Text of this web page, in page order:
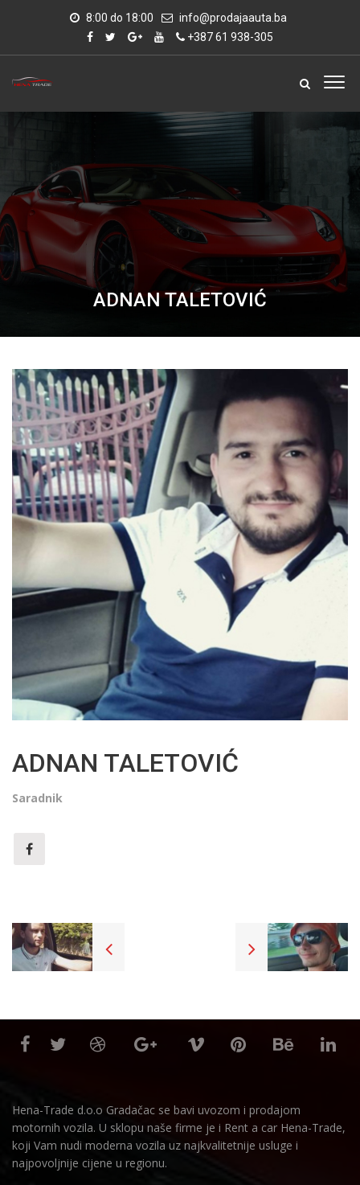
8:00 do 18:00
info@prodajaauta.ba
+387 61 938-305
ADNAN TALETOVIĆ
ADNAN TALETOVIĆ
Saradnik
Hena-Trade d.o.o Gradačac se bavi uvozom i prodajom
motornih vozila. U sklopu naše firme je i Rent a car Hena-Trade,
koji Vam nudi moderna vozila uz najkvalitetnije usluge i
najpovoljnije cijene u regionu.